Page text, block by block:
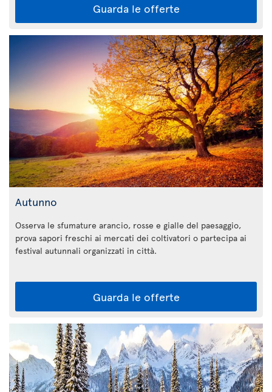
Guarda le offerte
Autunno
Osserva le sfumature arancio, rosse e gialle del paesaggio,
prova sapori freschi ai mercati dei coltivatori o partecipa ai
festival autunnali organizzati in città.
Guarda le offerte